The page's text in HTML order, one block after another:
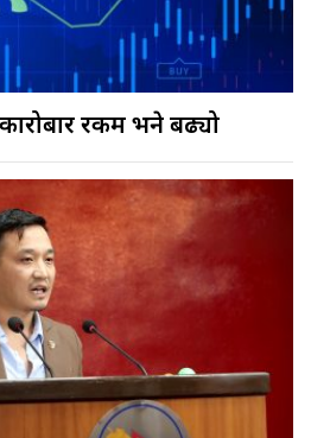
रकम भने बढ्यो